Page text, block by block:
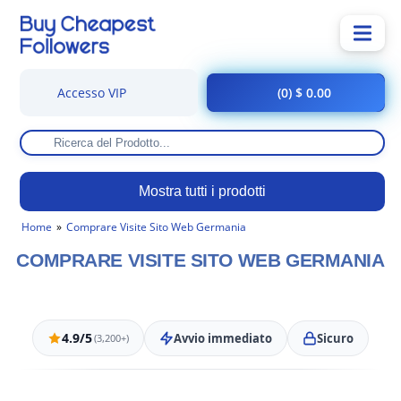
Mostra tutti i prodotti
Accesso VIP (0) $ 0.00
Home Comprare Visite Sito Web Germania
COMPRARE VISITE SITO WEB GERMANIA
4.9/5(3,200+) Avvio immediato Sicuro